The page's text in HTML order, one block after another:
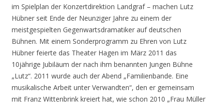
im Spielplan der Konzertdirektion Landgraf – machen Lutz
Hübner seit Ende der Neunziger Jahre zu einem der
meistgespielten Gegenwartsdramatiker auf deutschen
Bühnen. Mit einem Sonderprogramm zu Ehren von Lutz
Hübner feierte das Theater Hagen im März 2011 das
10jährige Jubiläum der nach ihm benannten Jungen Bühne
„Lutz“. 2011 wurde auch der Abend „Familienbande. Eine
musikalische Arbeit unter Verwandten“, den er gemeinsam
mit Franz Wittenbrink kreiert hat, wie schon 2010 „Frau Müller